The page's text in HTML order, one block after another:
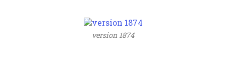
version 1874